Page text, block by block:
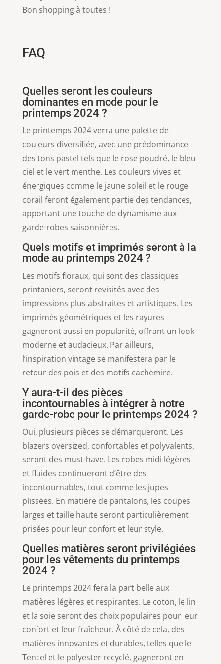
Bon shopping à toutes !
FAQ
Quelles seront les couleurs
dominantes en mode pour le
printemps 2024 ?
Le printemps 2024 verra une palette de
couleurs diversifiée, avec une prédominance
des tons pastel tels que le rose poudré, le bleu
ciel et le vert menthe. Les couleurs vives et
énergiques comme le jaune soleil et le rouge
corail feront également partie des tendances,
apportant une touche de dynamisme aux
garde-robes saisonnières.
Quels motifs et imprimés seront à la
mode au printemps 2024 ?
Les motifs floraux, qui sont des classiques
printaniers, seront revisités avec des
impressions plus abstraites et artistiques. Les
imprimés géométriques et les rayures
gagneront aussi en popularité, offrant un look
moderne et audacieux. Par ailleurs,
l’inspiration vintage se manifestera par le
retour des pois et des motifs cachemire.
Y aura-t-il des pièces
incontournables à intégrer à notre
garde-robe pour le printemps 2024 ?
Oui, plusieurs pièces se démarqueront. Les
blazers oversized, confortables et polyvalents,
seront des must-have. Les robes midi légères
et fluides continueront d’être des
incontournables, tout comme les jupes
plissées. En matière de pantalons, les coupes
larges et taille haute seront particulièrement
prisées pour leur confort et leur style.
Quelles matières seront privilégiées
pour les vêtements du printemps
2024 ?
Le printemps 2024 fera la part belle aux
matières légères et respirantes. Le coton, le lin
et la soie seront des choix populaires pour leur
confort et leur fraîcheur. À côté de cela, des
matières innovantes et durables, telles que le
Tencel et le polyester recyclé, gagneront en